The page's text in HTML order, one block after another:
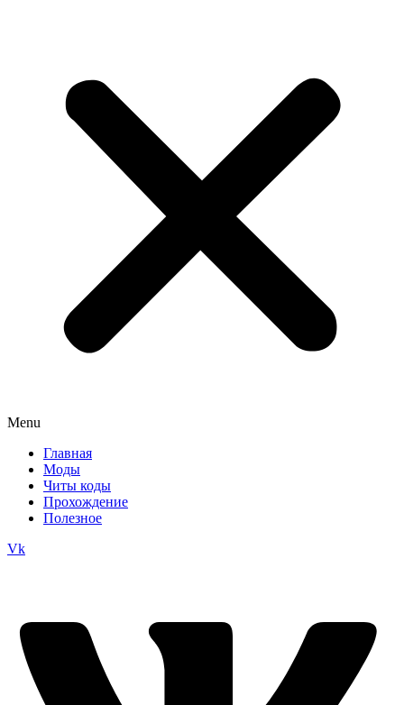
Menu
Главная
Моды
Читы коды
Прохождение
Полезное
Vk